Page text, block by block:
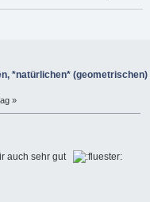
*natürlichen* (geometrischen)
»
auch sehr gut